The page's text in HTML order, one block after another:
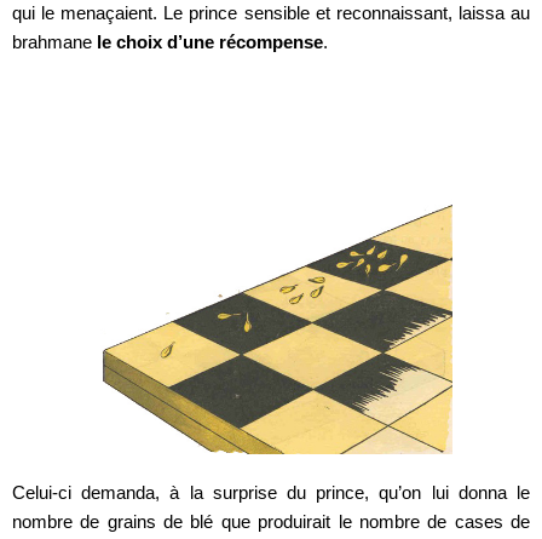
qui le menaçaient. Le prince sensible et reconnaissant, laissa au
brahmane le choix d’une récompense.
Celui-ci demanda, à la surprise du prince, qu’on lui donna le
nombre de grains de blé que produirait le nombre de cases de